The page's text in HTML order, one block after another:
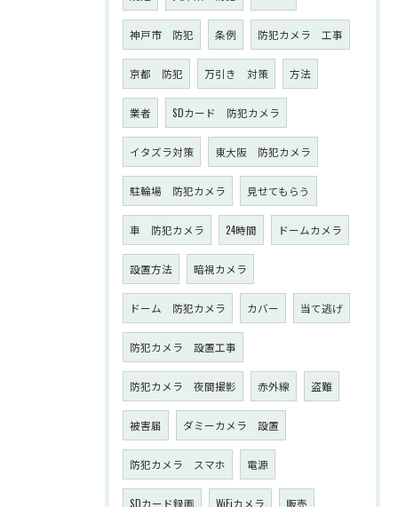
神戸市 防犯 条例 防犯カメラ 工事
京都 防犯 万引き 対策 方法
業者 SDカード 防犯カメラ
イタズラ対策 東大阪 防犯カメラ
駐輪場 防犯カメラ 見せてもらう
車 防犯カメラ 24時間 ドームカメラ
設置方法 暗視カメラ
ドーム 防犯カメラ カバー 当て逃げ
防犯カメラ 設置工事
防犯カメラ 夜間撮影 赤外線 盗難
被害届 ダミーカメラ 設置
防犯カメラ スマホ 電源
SDカード録画 WiFiカメラ 販売